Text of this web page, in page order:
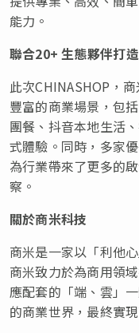
能力。
聯合20+ 生態夥伴打
此次CHINASHOP，
豐富的商業場景，包
團餐、抖音本地生活
式體驗。同時，多家
為行業帶來了更多的
察。
關於商米科技
商米是一家以「利他
商米致力於為商用領
應配套的「端、雲」
的商業世界，最終實